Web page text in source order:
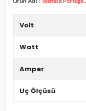
Ürün Adı : Toshiba
Volt
Watt
Amper
Uç Ölçüsü